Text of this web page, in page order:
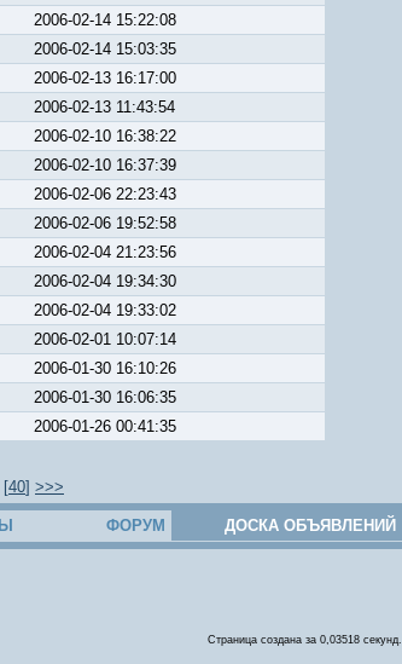
2006-02-14 15:22:08
2006-02-14 15:03:35
2006-02-13 16:17:00
2006-02-13 11:43:54
2006-02-10 16:38:22
2006-02-10 16:37:39
2006-02-06 22:23:43
2006-02-06 19:52:58
2006-02-04 21:23:56
2006-02-04 19:34:30
2006-02-04 19:33:02
2006-02-01 10:07:14
2006-01-30 16:10:26
2006-01-30 16:06:35
2006-01-26 00:41:35
[40] >>>
ФОРУМ ДОСКА ОБЪЯВЛЕНИЙ
Страница создана за 0,03518 секунд.